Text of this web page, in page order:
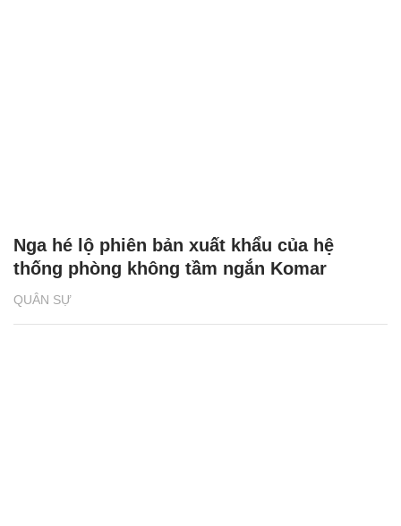
QUÂN SỰ
Nga hé lộ phiên bản xuất khẩu của hệ
thống phòng không tầm ngắn Komar